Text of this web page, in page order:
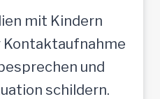
mit Kindern
Kontaktaufnahme
und
schildern.